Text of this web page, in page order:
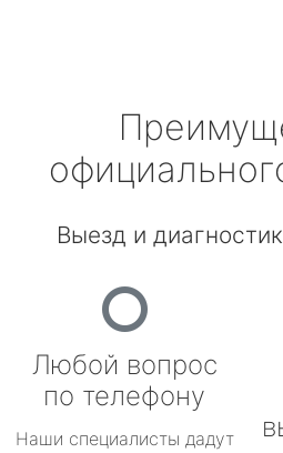
Выезд и
Любой вопрос
по телефону
Наши специалисты дадут